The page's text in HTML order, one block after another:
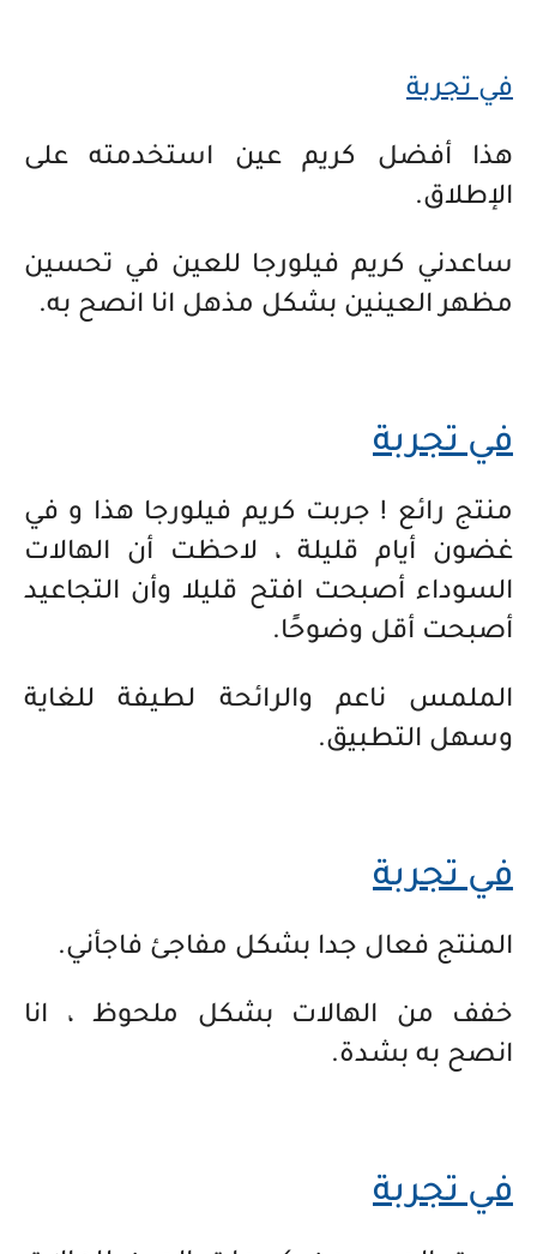
في تجربة
هذا أفضل كريم عين استخدمته على
الإطلاق.
ساعدني كريم فيلورجا للعين في تحسين
مظهر العينين بشكل مذهل انا انصح به.
في تجربة
منتج رائع ! جربت كريم فيلورجا هذا و في
غضون أيام قليلة ، لاحظت أن الهالات
السوداء أصبحت افتح قليلا وأن التجاعيد
أصبحت أقل وضوحًا.
الملمس ناعم والرائحة لطيفة للغاية
وسهل التطبيق.
في تجربة
المنتج فعال جدا بشكل مفاجئ فاجأني.
خفف من الهالات بشكل ملحوظ ، انا
انصح به بشدة.
في تجربة